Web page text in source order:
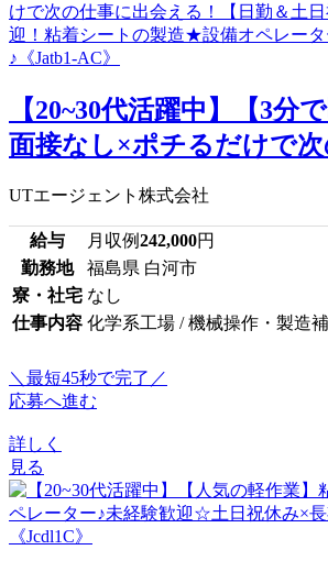
【20~30代活躍中】【3分
面接なし×ポチるだけで
UTエージェント株式会社
給与 月収例242,000円
勤務地
福島県 白河市
寮・社宅 なし
仕事内容 化学系工場 / 機械操作・製造
＼最短45秒で完了／
応募へ進む
詳しく
見る